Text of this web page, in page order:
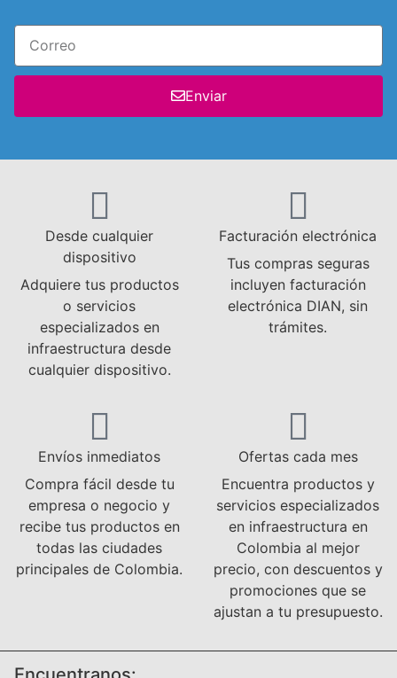
Enviar
Desde cualquier
dispositivo
Adquiere tus productos
o servicios
especializados en
infraestructura desde
cualquier dispositivo.
Facturación electrónica
Tus compras seguras
incluyen facturación
electrónica DIAN, sin
trámites.
Envíos inmediatos
Compra fácil desde tu
empresa o negocio y
recibe tus productos en
todas las ciudades
principales de Colombia.
Ofertas cada mes
Encuentra productos y
servicios especializados
en infraestructura en
Colombia al mejor
precio, con descuentos y
promociones que se
ajustan a tu presupuesto.